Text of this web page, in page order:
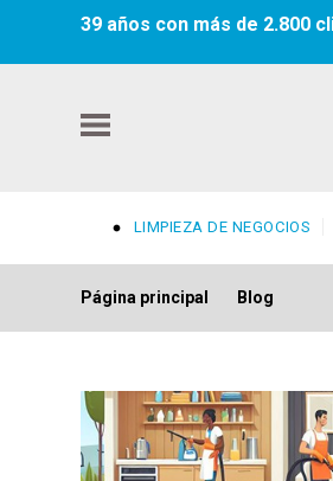
39 años con más de 2.800
LIMPIEZA DE NEGOCIOS
Página principal Blog